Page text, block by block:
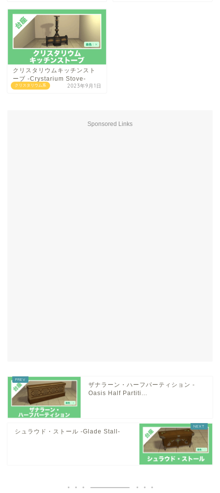
クリスタリウム系
クリスタリウムキッチンスト
ーブ -Crystarium Stove-
2023年9月1日
Sponsored Links
ザナラーン・ハーフパーティション -
Oasis Half Partiti...
シュラウド・ストール -Glade Stall-